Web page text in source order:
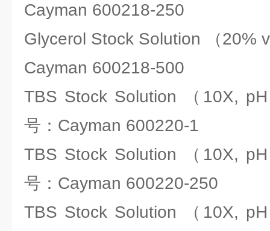
Cayman 600218-250
Glycerol Stock Solution （20%
Cayman 600218-500
TBS Stock Solution （10X,
号：Cayman 600220-1
TBS Stock Solution （10X,
号：Cayman 600220-250
TBS Stock Solution （10X,